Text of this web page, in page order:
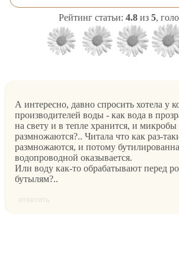
Рейтинг статьи: 4.8 из 5,
А интересно, давно спросить хотела у
производителей воды - как вода в
на свету и в тепле хранится, и микробы
размножаются?.. Читала что как раз-
размножаются, и потому
водопроводной оказывается.
Или воду как-то обрабатывают перед
бутылям?..
ответить